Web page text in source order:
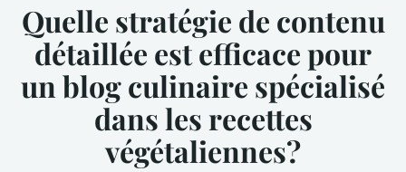
Quelle stratégie de contenu
détaillée est efficace pour
un blog culinaire spécialisé
dans les recettes
végétaliennes?